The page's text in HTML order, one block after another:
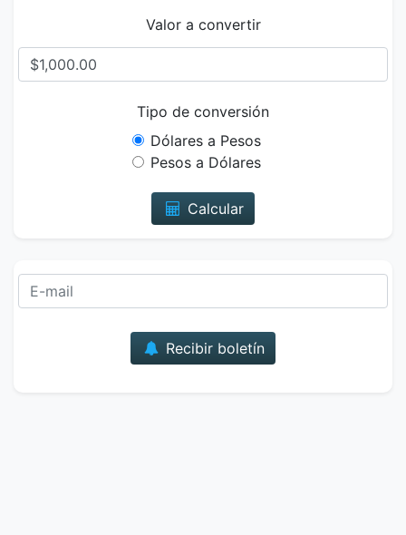
Valor a convertir
Tipo de conversión
Dólares a Pesos
Pesos a Dólares
Calcular
Recibir boletín